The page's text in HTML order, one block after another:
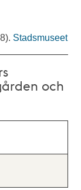
Stadsmuseet
och